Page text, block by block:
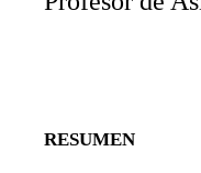
resumen